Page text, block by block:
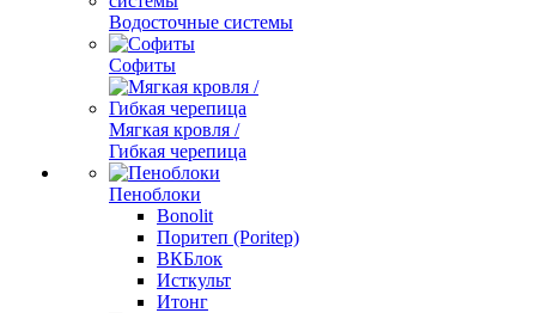
Водосточные системы
Софиты
Мягкая кровля /
Гибкая черепица
Пеноблоки
Bonolit
Поритеп (Poritep)
ВКБлок
Исткульт
Итонг